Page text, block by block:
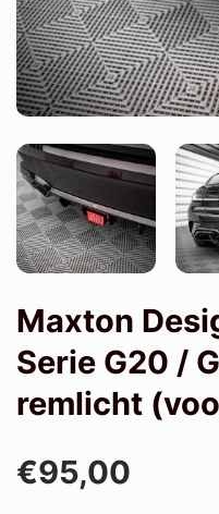
Maxton
Serie G20 /
remlicht
€95,00